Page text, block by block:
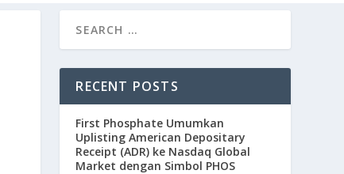
RECENT POSTS
First Phosphate Umumkan
Uplisting American Depositary
Receipt (ADR) ke Nasdaq Global
Market dengan Simbol PHOS